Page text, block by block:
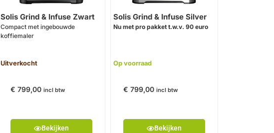
Solis Grind & Infuse Zwart
Compact met ingebouwde
koffiemaler
Uitverkocht
€ 799,00 incl btw
Bekijken
Solis Grind & Infuse Silver
Nu met pro pakket t.w.v. 90 euro
Op voorraad
€ 799,00 incl btw
Bekijken